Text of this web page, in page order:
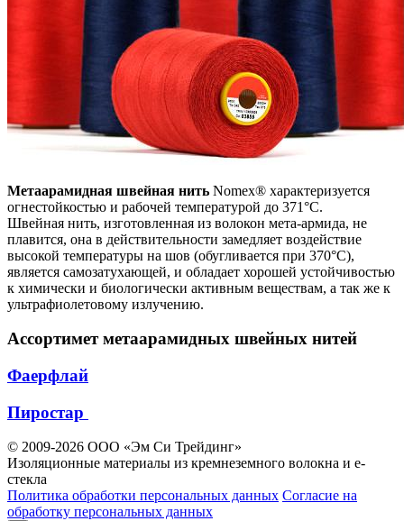
Метаарамидная швейная нить Nomex® характеризуется
огнестойкостью и рабочей температурой до 371°С.
Швейная нить, изготовленная из волокон мета-армида, не
плавится, она в действительности замедляет воздействие
высокой температуры на шов (обугливается при 370°C),
является самозатухающей, и обладает хорошей устойчивостью
к химически и биологически активным веществам, а так же к
ультрафиолетовому излучению.
Ассортимет метаарамидных швейных нитей
Фаерфлай
Пиростар
© 2009-2026 ООО «Эм Си Трейдинг»
Изоляционные материалы из кремнеземного волокна и e-
стекла
Политика обработки персональных данных Согласие на
обработку персональных данных